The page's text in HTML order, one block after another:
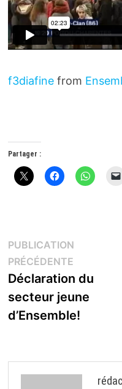
f3diafinefrom
Partager :
Navigation
de
l’article
PUBLICATION
PRÉCÉDENTE
Déclaration du
secteur jeune
d’Ensemble!